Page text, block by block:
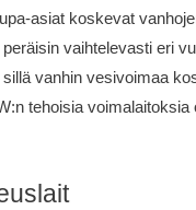
asiat koskevat
vaihtelevasti eri
vanhin vesivoimaa
tehoisia